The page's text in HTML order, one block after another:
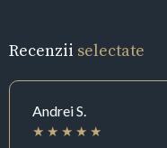
Recenzii selectate
Andrei S.